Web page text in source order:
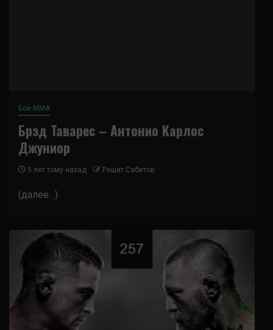
Бои ММА
Брэд Таварес – Антонио Карлос
Джуниор
5 лет тому назад Решит Сабитов
(далее…)